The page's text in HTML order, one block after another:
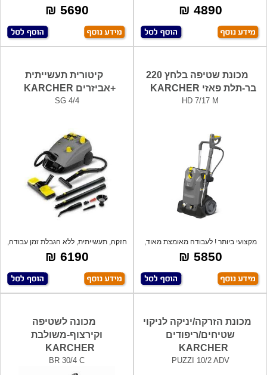
עד
4890 ₪
5690 ₪
מכונת שטיפה בלחץ 220
בר-תלת פאזי KARCHER
HD 7/17 M
מקצועי ביותר ! לעבודה מאומצת מאוד,
תוצרת
5850 ₪
קיטורית תעשייתית
+אביזרים KARCHER
SG 4/4
חזקה, תעשייתית, ללא הגבלת זמן עבודה,
ויס
6190 ₪
מכונת הזרקה/יניקה לניקוי
שטיחים/ריפודים
KARCHER
PUZZI 10/2 ADV
מכונה לשטיפה
וקירצוף-משולבת
KARCHER
BR 30/4 C